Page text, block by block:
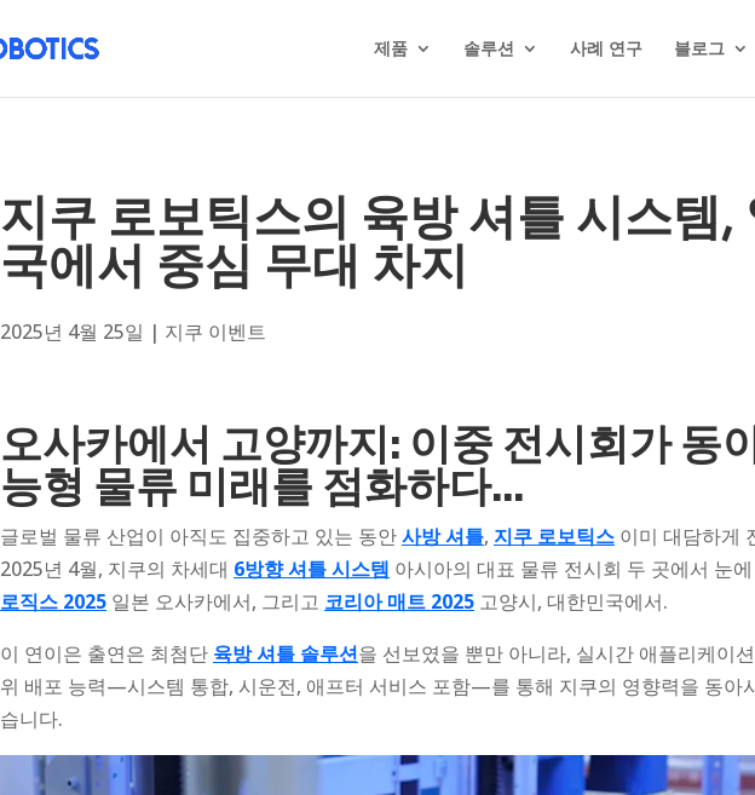
제품 솔루션 사례 연구 블로그
지쿠 로보틱스의 육방 셔틀 시스템,
국에서 중심 무대 차지
2025년 4월 25일 | 지쿠 이벤트
오사카에서 고양까지: 이중 전시회가 동
능형 물류 미래를 점화하다...
글로벌 물류 산업이 아직도 집중하고 있는 동안사방 셔틀, 지쿠 로보틱스 이미 대담하게
2025년 4월, 지쿠의 차세대 6방향 셔틀 시스템 아시아의 대표 물류 전시회 두 곳에서 눈
로직스 2025 일본 오사카에서, 그리고 코리아 매트 2025 고양시, 대한민국에서.
이 연이은 출연은 최첨단 육방 셔틀 솔루션을 선보였을 뿐만 아니라, 실시간 애플리케이
위 배포 능력—시스템 통합, 시운전, 애프터 서비스 포함—를 통해 지쿠의 영향력을 동아
습니다.